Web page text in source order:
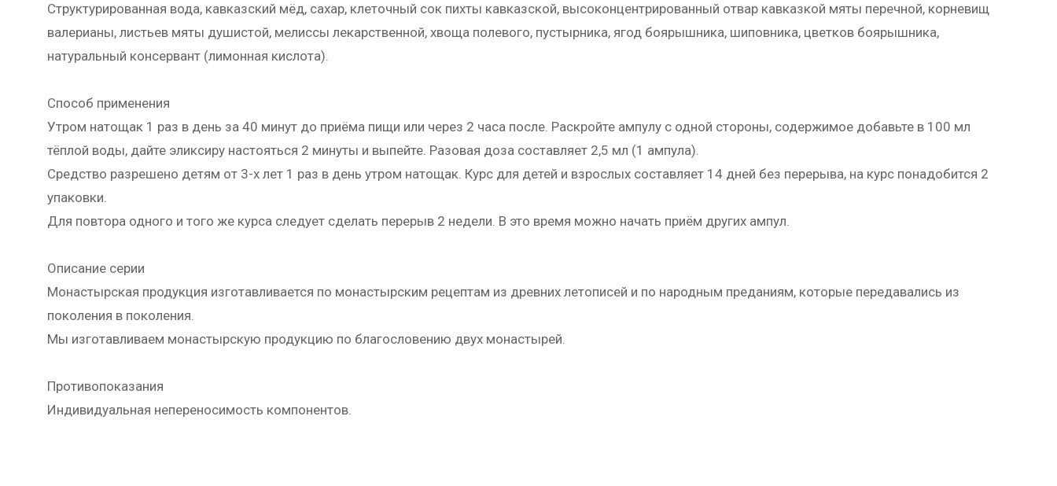
Структурированная вода, кавказский мёд, сахар, клеточный сок пихты кавказской, высоконцентрированный отвар кавказкой мяты перечной, корневищ
валерианы, листьев мяты душистой, мелиссы лекарственной, хвоща полевого, пустырника, ягод боярышника, шиповника, цветков боярышника,
натуральный консервант (лимонная кислота).
Способ применения
Утром натощак 1 раз в день за 40 минут до приёма пищи или через 2 часа после. Раскройте ампулу с одной стороны, содержимое добавьте в 100 мл
тёплой воды, дайте эликсиру настояться 2 минуты и выпейте. Разовая доза составляет 2,5 мл (1 ампула).
Средство разрешено детям от 3-х лет 1 раз в день утром натощак. Курс для детей и взрослых составляет 14 дней без перерыва, на курс понадобится 2
упаковки.
Для повтора одного и того же курса следует сделать перерыв 2 недели. В это время можно начать приём других ампул.
Описание серии
Монастырская продукция изготавливается по монастырским рецептам из древних летописей и по народным преданиям, которые передавались из
поколения в поколения.
Мы изготавливаем монастырскую продукцию по благословению двух монастырей.
Противопоказания
Индивидуальная непереносимость компонентов.